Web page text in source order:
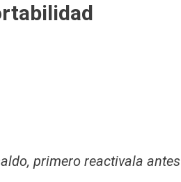
primero reactivala